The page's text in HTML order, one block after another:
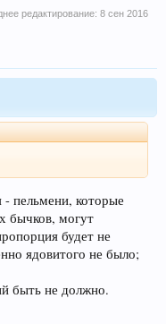
редактирование: 8 сен 2016
пельмени, которые
бычков, могут
будет не
ядовитого не было;
быть не должно.